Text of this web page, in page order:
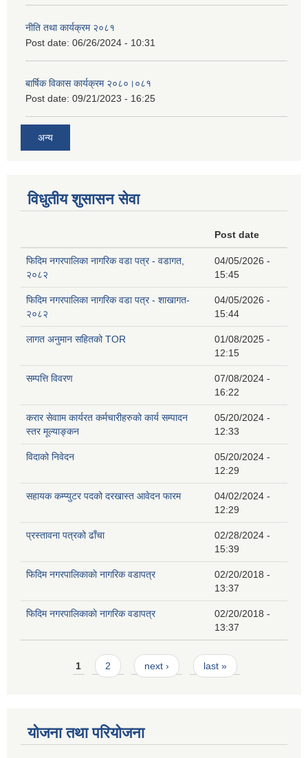
नीति तथा कार्यक्रम २०८१
Post date: 06/26/2024 - 10:31
बार्षिक विकास कार्यक्रम २०८०।०८१
Post date: 09/21/2023 - 16:25
अन्य
विधुतीय शुसासन सेवा
Post date
फिदिम नगरपालिका नागरिक वडा पत्र - वडागत,
२०८२
04/05/2026 -
15:45
फिदिम नगरपालिका नागरिक वडा पत्र - शाखागत-
२०८२
04/05/2026 -
15:44
लागत अनुमान सहितको TOR
01/08/2025 -
12:15
सम्पत्ति विवरण
07/08/2024 -
16:22
करार सेवााम कार्यरत कर्मचारीहरुको कार्य सम्पादन
स्तर मूल्याङ्कन
05/20/2024 -
12:33
विदाको निवेदन
05/20/2024 -
12:29
सहायक कम्प्युटर पदको दरखास्त आवेदन फारम
04/02/2024 -
12:29
प्रस्तावना पत्रको ढाँचा
02/28/2024 -
15:39
फिदिम नगरपालिकाकाे नागरिक वडापत्र
02/20/2018 -
13:37
फिदिम नगरपालिकाकाे नागरिक वडापत्र
02/20/2018 -
13:37
Pages1 2 next › last »
योजना तथा परियोजना